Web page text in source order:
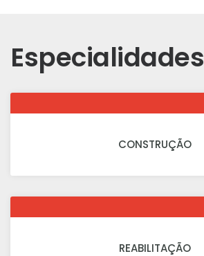
Especialidades
CONSTRUÇÃO
REABILITAÇÃO